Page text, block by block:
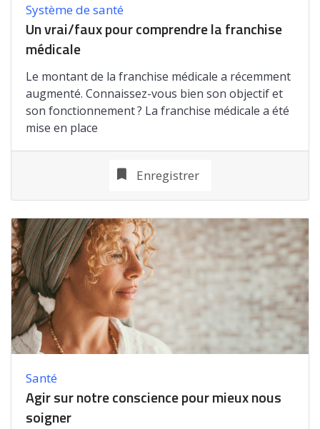
Système de santé
Un vrai/faux pour comprendre la franchise
médicale
Le montant de la franchise médicale a récemment
augmenté. Connaissez-vous bien son objectif et
son fonctionnement ? La franchise médicale a été
mise en place
Enregistrer
Santé
Agir sur notre conscience pour mieux nous
soigner